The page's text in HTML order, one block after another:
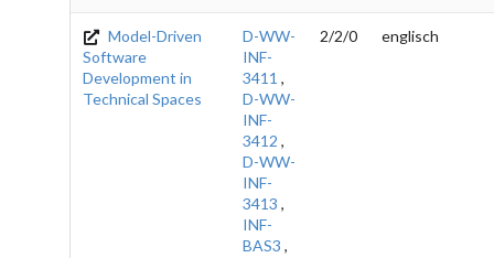
Model-Driven
Software
Development in
Technical Spaces
D-WW-
INF-
3411 ,
D-WW-
INF-
3412 ,
D-WW-
INF-
3413 ,
INF-
BAS3 ,
2/2/0 englisch